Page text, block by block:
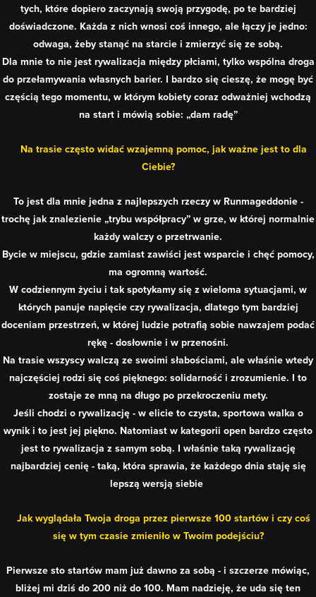
tych, które dopiero zaczynają swoją przygodę, po te bardziej
doświadczone. Każda z nich wnosi coś innego, ale łączy je jedno:
odwaga, żeby stanąć na starcie i zmierzyć się ze sobą.
Dla mnie to nie jest rywalizacja między płciami, tylko wspólna droga
do przełamywania własnych barier. I bardzo się cieszę, że mogę być
częścią tego momentu, w którym kobiety coraz odważniej wchodzą
na start i mówią sobie: „dam radę”
Na trasie często widać wzajemną pomoc, jak ważne jest to dla
Ciebie?
To jest dla mnie jedna z najlepszych rzeczy w Runmageddonie -
trochę jak znalezienie „trybu współpracy” w grze, w której normalnie
każdy walczy o przetrwanie.
Bycie w miejscu, gdzie zamiast zawiści jest wsparcie i chęć pomocy,
ma ogromną wartość.
W codziennym życiu i tak spotykamy się z wieloma sytuacjami, w
których panuje napięcie czy rywalizacja, dlatego tym bardziej
doceniam przestrzeń, w której ludzie potrafią sobie nawzajem podać
rękę - dosłownie i w przenośni.
Na trasie wszyscy walczą ze swoimi słabościami, ale właśnie wtedy
najczęściej rodzi się coś pięknego: solidarność i zrozumienie. I to
zostaje ze mną na długo po przekroczeniu mety.
Jeśli chodzi o rywalizację - w elicie to czysta, sportowa walka o
wynik i to jest jej piękno. Natomiast w kategorii open bardzo często
jest to rywalizacja z samym sobą. I właśnie taką rywalizację
najbardziej cenię - taką, która sprawia, że każdego dnia staję się
lepszą wersją siebie
Jak wyglądała Twoja droga przez pierwsze 100 startów i czy coś
się w tym czasie zmieniło w Twoim podejściu?
Pierwsze sto startów mam już dawno za sobą - i szczerze mówiąc,
bliżej mi dziś do 200 niż do 100. Mam nadzieję, że uda się ten